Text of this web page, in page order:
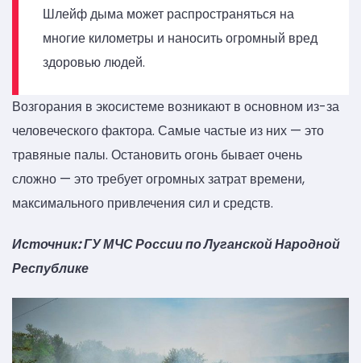
Шлейф дыма может распространяться на
многие километры и наносить огромный вред
здоровью людей.
Возгорания в экосистеме возникают в основном из-за
человеческого фактора. Самые частые из них — это
травяные палы. Остановить огонь бывает очень
сложно — это требует огромных затрат времени,
максимального привлечения сил и средств.
Источник: ГУ МЧС России по Луганской Народной
Республике